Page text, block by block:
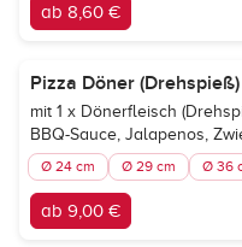
ab 8,60 €
Pizza Döner (Drehspieß)
mit 1 x Dönerfleisch
BBQ-Sauce, Jalapenos,
Ø 24 cm Ø 29 cm Ø 36
ab 9,00 €